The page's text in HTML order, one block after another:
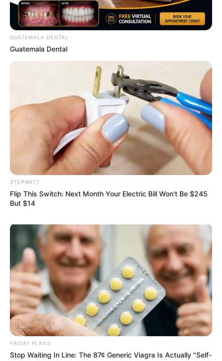
Scandalous Performances
BRAINBERRIES
They're Unbearable! 9 Movie Characters You
Probably Remember
BRAINBERRIES
Her Story Isn't What You Think—You''ll Be Surprised
BRAINBERRIES
GUATEMALA DENTAL
Guatemala Dental
STOPWATT
Flip This Switch: Next Month Your Electric Bill Won't Be $245
But $14
FRIDAY PLANS
Stop Waiting In Line: The 87¢ Generic Viagra Is Actually "Self-